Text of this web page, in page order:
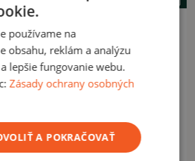
ARMYTEX / MALFINI
Tričko Maďarský znak
používame na
obsahu, reklám a analýzu
lepšie fungovanie webu.
Zásady ochrany osobných
A POKRAČOVAŤ